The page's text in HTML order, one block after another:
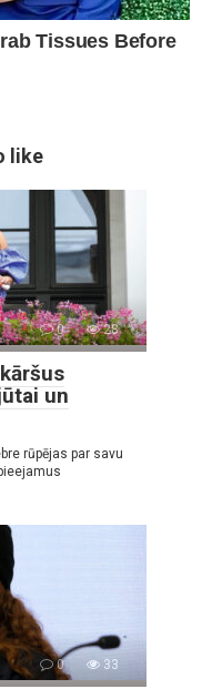
like
0 28
un
rūpējas par savu
0 33